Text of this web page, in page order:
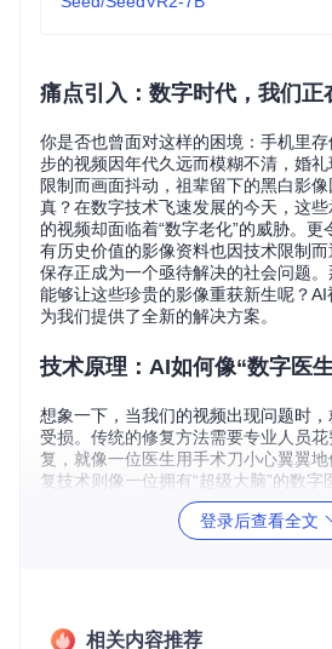
痛点引入：数字时代，我们正
你是否也曾面对这样的困境：手机里
步的视频因年代久远而模糊不清，婚
限制而画面抖动，祖辈留下的黑白影
真？在数字技术飞速发展的今天，这
的视频却面临着“数字老化”的威胁。
有历史价值的影像资料也因技术限制
保存正成为一个亟待解决的社会问题
能够让这些珍贵的影像重获新生呢？AI
为我们提供了全新的解决方案。
技术原理：AI如何像“数字医
想象一下，当我们的视频出现问题时
受损。传统的修复方法需要专业人员
复，就像一位医生用手术刀小心翼翼
复技术则像一位拥有“超级大脑”的数
算法自动识别视频中的各种问题，并进
AI视频修复模型通过大量的视频数据训
动模糊时，AI会进行时序优化；当发现
登录后查看全文
相关内容推荐